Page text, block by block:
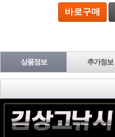
바로구매
상품정보 추가정보